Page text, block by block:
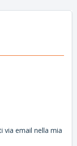
via email nella mia